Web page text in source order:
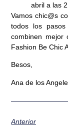
abril a las 2
Vamoschic@s
todos los
combinen
Fashion Be Chic
Besos,
Ana de los
Anterior